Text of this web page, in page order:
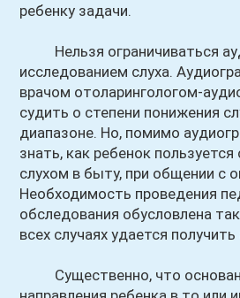
ребенку задачи.
Нельзя ограничиваться
исследованием слуха.
врачом отоларингологом-
судить о степени понижения
диапазоне. Но, помимо
знать, как ребенок
слухом в быту, при общении с
Необходимость проведения
обследования обусловлена
всех случаях удается
Существенно, что